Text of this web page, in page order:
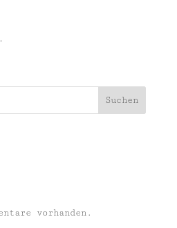
Suchen
vorhanden.